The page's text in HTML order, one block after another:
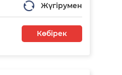
Жүгірумен
Көбірек